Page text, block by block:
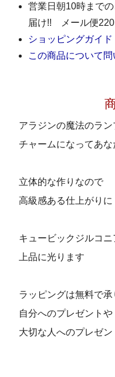
営業日朝10時まで
届け!! メール便
ショッピングガイド
この商品について問
アラジンの魔法のラン
チャームになってあな
立体的な作りなので
高級感ある仕上がりに
キュービックジルコニ
上品に光ります
ラッピングは無料で
自分へのプレゼントや
大切な人へのプレゼ